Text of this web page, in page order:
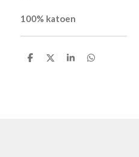
100% katoen
D
D
S
D